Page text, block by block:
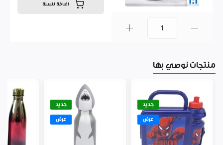
اضافة للسلة
منتجات نوصي بها
جديد
عرض
جديد
عرض